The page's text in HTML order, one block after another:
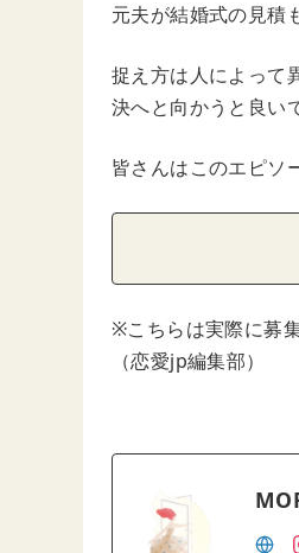
元夫が結婚式の見積
捉え方は人によって
決へと向かうと良い
皆さんはこのエピソ
※こちらは実際に募
（恋愛jp編集部）